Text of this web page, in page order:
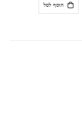
הוסף לסל